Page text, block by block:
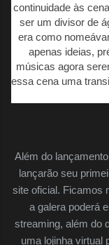
continuidade às
ser um divisor de
era como
apenas ideias,
músicas agora
essa cena uma
Além do
lançarão seu
site oficial. Ficamos
a galera poderá
streaming, além do
uma lojinha virtual